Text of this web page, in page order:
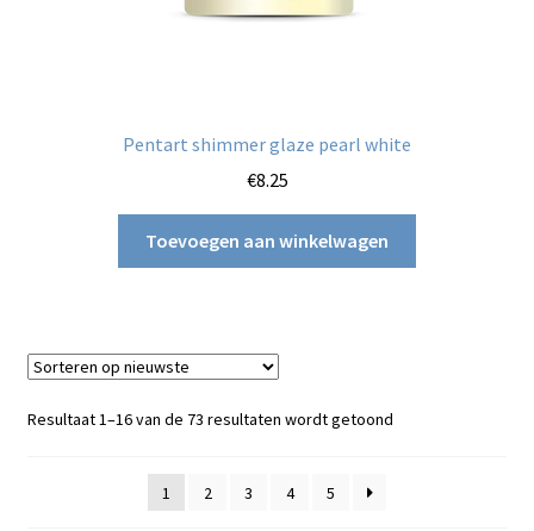
Pentart shimmer glaze pearl white
€8.25
Toevoegen aan winkelwagen
Resultaat 1–16 van de 73 resultaten wordt getoondGesorteerd
1
2 3 4 5